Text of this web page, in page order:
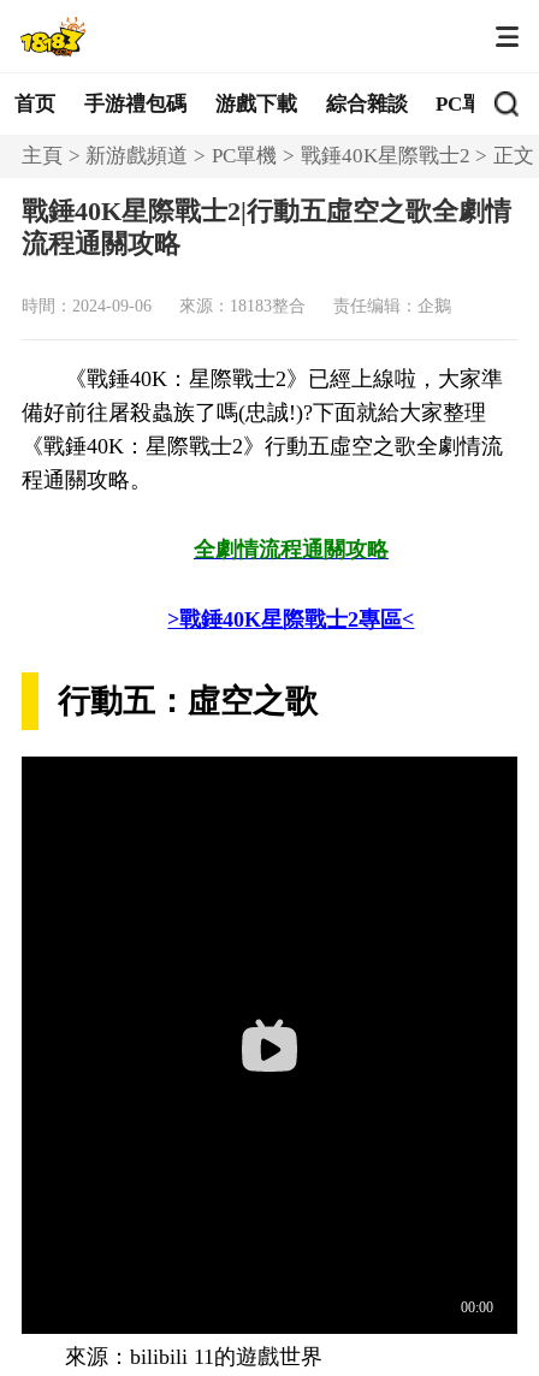
首页 手游禮包碼 游戲下載 綜合雜談 PC單機
主頁 新游戲頻道 PC單機 戰錘40K星際戰士2 正文
戰錘40K星際戰士2|行動五虛空之歌全劇情
流程通關攻略
時間：2024-09-06 來源：18183整合 责任编辑：企鵝
《戰錘40K：星際戰士2》已經上線啦，大家準
備好前往屠殺蟲族了嗎(忠誠!)?下面就給大家整理
《戰錘40K：星際戰士2》行動五虛空之歌全劇情流
程通關攻略。
全劇情流程通關攻略
>戰錘40K星際戰士2專區<
行動五：虛空之歌
來源：bilibili 11的遊戲世界